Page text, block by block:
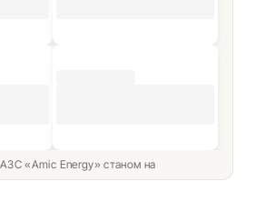
АЗС «Amic Energy» станом на